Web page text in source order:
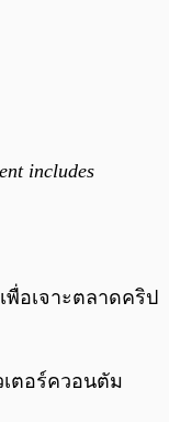
includes
พื่อเจาะตลาดคริป
ตอร์ควอนตัม